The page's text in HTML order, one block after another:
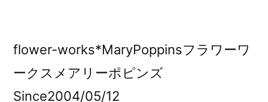
flower-works*MaryPoppinsフラワーワ
ークスメアリーポピンズ
Since2004/05/12